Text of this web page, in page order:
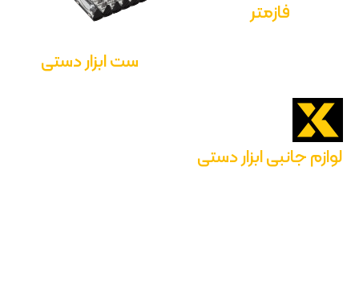
فازمتر
ست ابزار دستی
لوازم جانبی ابزار دستی